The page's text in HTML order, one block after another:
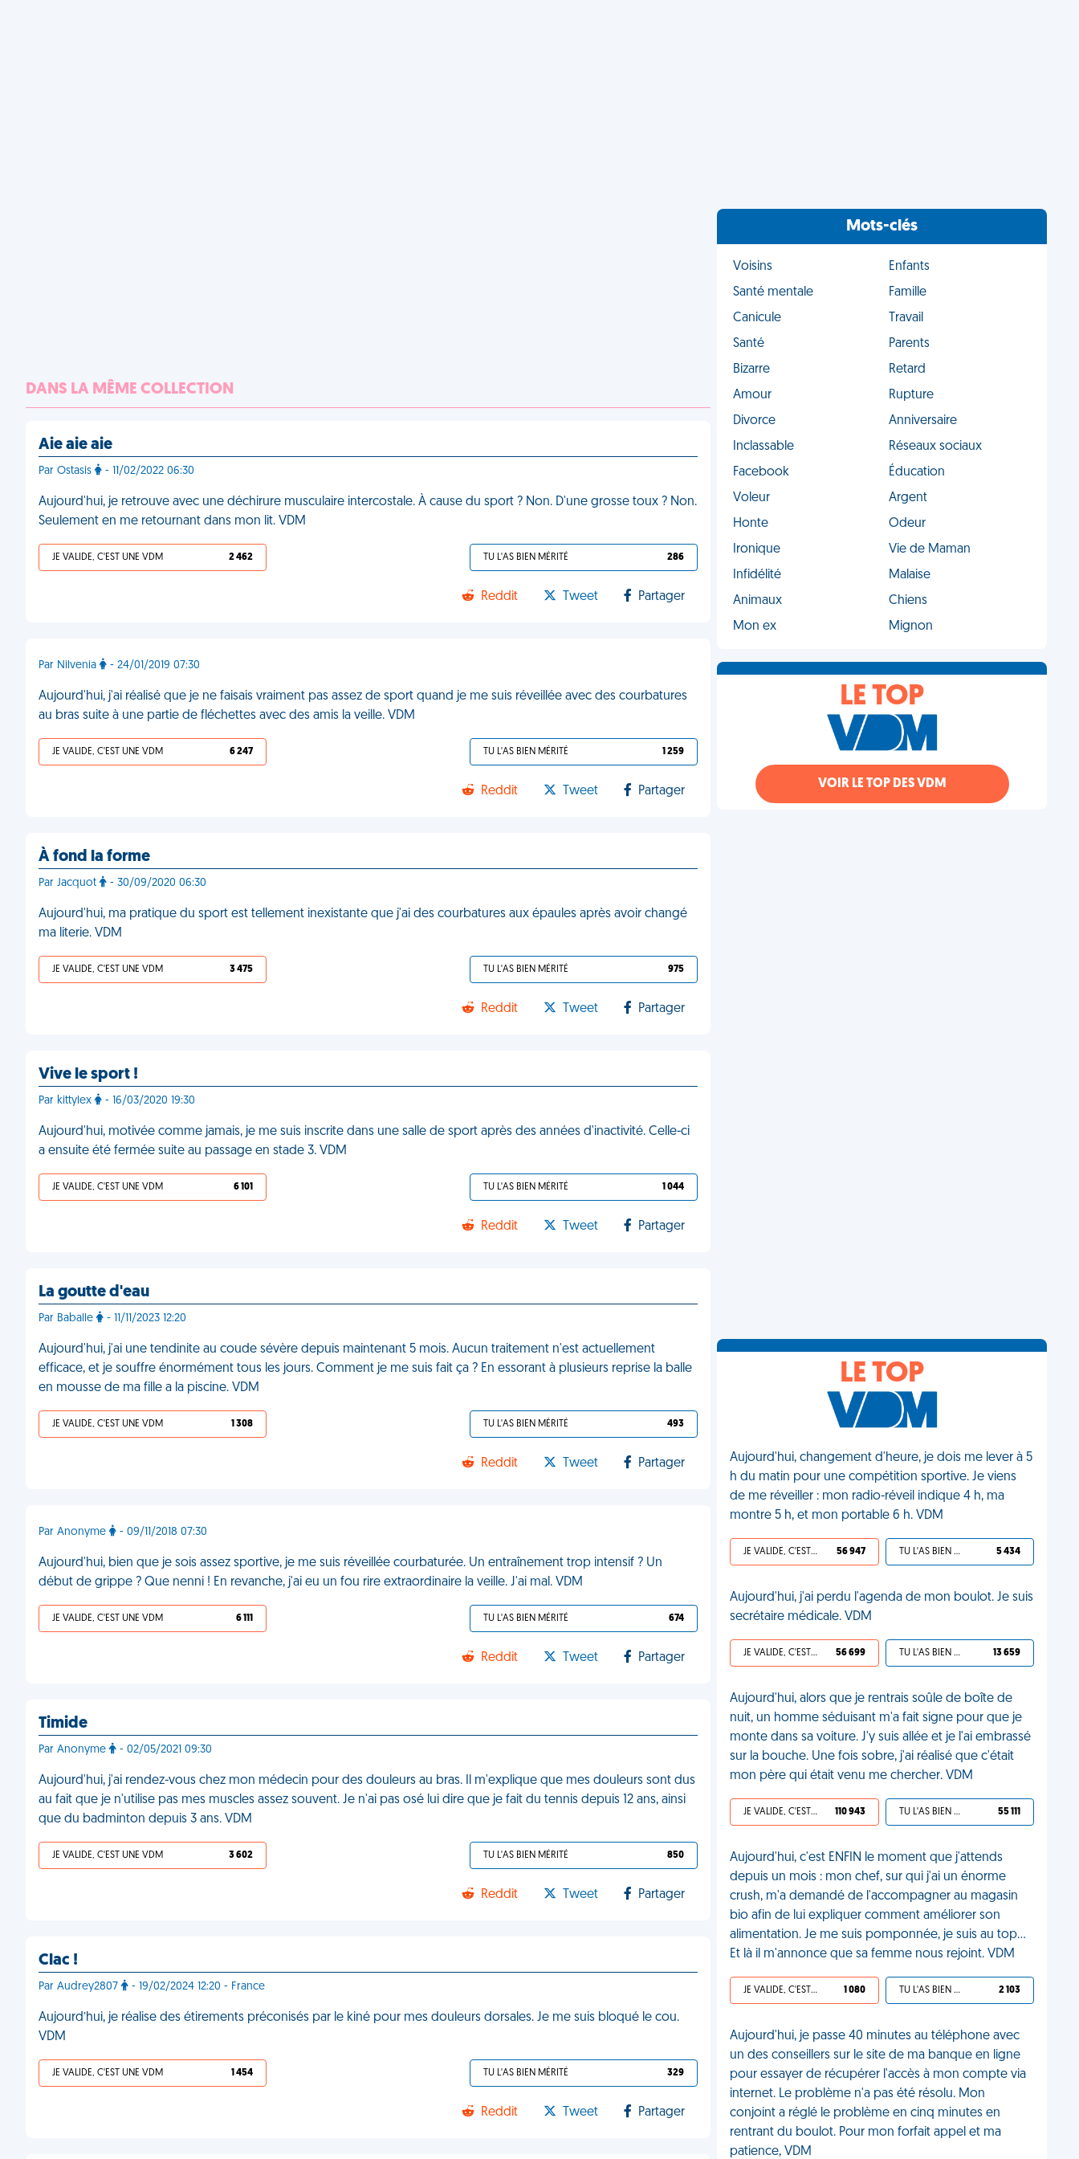
DANS LA MÊME COLLECTION
Aie aie aie
Par Ostasis - 11/02/2022 06:30
Aujourd'hui, je retrouve avec une déchirure musculaire intercostale. À cause du sport ? Non. D'une grosse toux ? Non.
Seulement en me retournant dans mon lit. VDM
JE VALIDE, C'EST UNE VDM 2 462 TU L'AS BIEN MÉRITÉ 286
Reddit Tweet Partager
Par Nilvenia - 24/01/2019 07:30
Aujourd'hui, j'ai réalisé que je ne faisais vraiment pas assez de sport quand je me suis réveillée avec des courbatures
au bras suite à une partie de fléchettes avec des amis la veille. VDM
JE VALIDE, C'EST UNE VDM 6 247 TU L'AS BIEN MÉRITÉ 1 259
Reddit Tweet Partager
À fond la forme
Par Jacquot - 30/09/2020 06:30
Aujourd'hui, ma pratique du sport est tellement inexistante que j'ai des courbatures aux épaules après avoir changé
ma literie. VDM
JE VALIDE, C'EST UNE VDM 3 475 TU L'AS BIEN MÉRITÉ 975
Reddit Tweet Partager
Vive le sport !
Par kittylex - 16/03/2020 19:30
Aujourd'hui, motivée comme jamais, je me suis inscrite dans une salle de sport après des années d'inactivité. Celle-ci
a ensuite été fermée suite au passage en stade 3. VDM
JE VALIDE, C'EST UNE VDM 6 101 TU L'AS BIEN MÉRITÉ 1 044
Reddit Tweet Partager
La goutte d'eau
Par Baballe - 11/11/2023 12:20
Aujourd'hui, j'ai une tendinite au coude sévère depuis maintenant 5 mois. Aucun traitement n'est actuellement
efficace, et je souffre énormément tous les jours. Comment je me suis fait ça ? En essorant à plusieurs reprise la balle
en mousse de ma fille a la piscine. VDM
JE VALIDE, C'EST UNE VDM 1 308 TU L'AS BIEN MÉRITÉ 493
Reddit Tweet Partager
Par Anonyme - 09/11/2018 07:30
Aujourd'hui, bien que je sois assez sportive, je me suis réveillée courbaturée. Un entraînement trop intensif ? Un
début de grippe ? Que nenni ! En revanche, j'ai eu un fou rire extraordinaire la veille. J'ai mal. VDM
JE VALIDE, C'EST UNE VDM 6 111 TU L'AS BIEN MÉRITÉ 674
Reddit Tweet Partager
Timide
Par Anonyme - 02/05/2021 09:30
Aujourd'hui, j'ai rendez-vous chez mon médecin pour des douleurs au bras. Il m'explique que mes douleurs sont dus
au fait que je n'utilise pas mes muscles assez souvent. Je n'ai pas osé lui dire que je fait du tennis depuis 12 ans, ainsi
que du badminton depuis 3 ans. VDM
JE VALIDE, C'EST UNE VDM 3 602 TU L'AS BIEN MÉRITÉ 850
Reddit Tweet Partager
Clac !
Par Audrey2807 - 19/02/2024 12:20 - France
Aujourd’hui, je réalise des étirements préconisés par le kiné pour mes douleurs dorsales. Je me suis bloqué le cou.
VDM
JE VALIDE, C'EST UNE VDM 1 454 TU L'AS BIEN MÉRITÉ 329
Reddit Tweet Partager
Mots-clés
Voisins
Enfants
Santé mentale
Famille
Canicule
Travail
Santé
Parents
Bizarre
Retard
Amour
Rupture
Divorce
Anniversaire
Inclassable
Réseaux sociaux
Facebook
Éducation
Voleur
Argent
Honte
Odeur
Ironique
Vie de Maman
Infidélité
Malaise
Animaux
Chiens
Mon ex
Mignon
LE TOP
VOIR LE TOP DES VDM
LE TOP
Aujourd'hui, changement d'heure, je dois me lever à 5
h du matin pour une compétition sportive. Je viens
de me réveiller : mon radio-réveil indique 4 h, ma
montre 5 h, et mon portable 6 h. VDM
JE VALIDE, C'EST UNE VDM 56 947 TU L'AS BIEN MÉRITÉ 5 434
Aujourd'hui, j'ai perdu l'agenda de mon boulot. Je suis
secrétaire médicale. VDM
JE VALIDE, C'EST UNE VDM 56 699 TU L'AS BIEN MÉRITÉ 13 659
Aujourd'hui, alors que je rentrais soûle de boîte de
nuit, un homme séduisant m'a fait signe pour que je
monte dans sa voiture. J'y suis allée et je l'ai embrassé
sur la bouche. Une fois sobre, j'ai réalisé que c'était
mon père qui était venu me chercher. VDM
JE VALIDE, C'EST UNE VDM 110 943 TU L'AS BIEN MÉRITÉ 55 111
Aujourd'hui, c'est ENFIN le moment que j'attends
depuis un mois : mon chef, sur qui j'ai un énorme
crush, m'a demandé de l'accompagner au magasin
bio afin de lui expliquer comment améliorer son
alimentation. Je me suis pomponnée, je suis au top…
Et là il m'annonce que sa femme nous rejoint. VDM
JE VALIDE, C'EST UNE VDM 1 080 TU L'AS BIEN MÉRITÉ 2 103
Aujourd'hui, je passe 40 minutes au téléphone avec
un des conseillers sur le site de ma banque en ligne
pour essayer de récupérer l'accès à mon compte via
internet. Le problème n'a pas été résolu. Mon
conjoint a réglé le problème en cinq minutes en
rentrant du boulot. Pour mon forfait appel et ma
patience, VDM